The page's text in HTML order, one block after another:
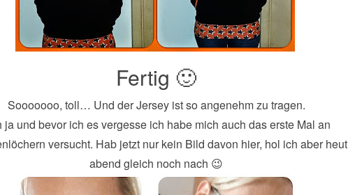
Fertig 🙂
Sooooooo, toll… Und der Jersey ist so angenehm zu tragen.
ja und bevor ich es vergesse ich habe mich auch das erste Mal an
versucht. Hab jetzt nur kein Bild davon hier, hol ich aber heut
abend gleich noch nach 😉